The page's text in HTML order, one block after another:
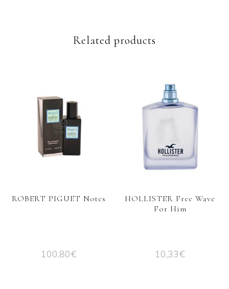
Related products
ROBERT PIGUET Notes
100,80€
HOLLISTER Free Wave
For Him
10,33€